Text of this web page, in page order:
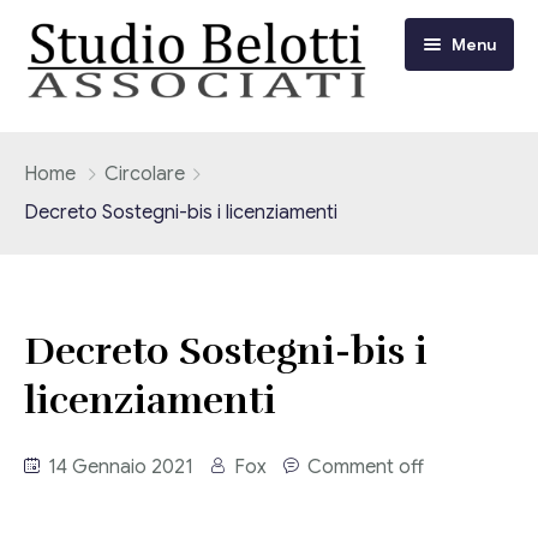
Menu
I nostri servizi
Contabilità
Adempimenti Dichiarativi e Fiscali
Circolari Flash
Eventi
Home
Circolare
Decreto Sostegni-bis i licenziamenti
Decreto Sostegni-bis i
licenziamenti
14 Gennaio 2021 Fox Comment off